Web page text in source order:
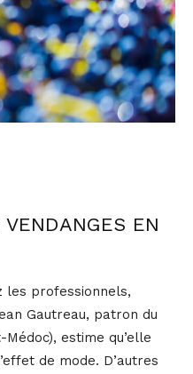
EN
les professionnels,
Gautreau, patron du
estime qu’elle
de mode. D’autres